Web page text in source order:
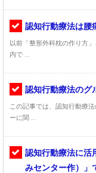
認知行動療法は腰
以前「整形外科枕の作り方
内で ...
認知行動療法のグ
この記事では、認知行動療
ーに関 ...
認知行動療法に活
みセンター作）」